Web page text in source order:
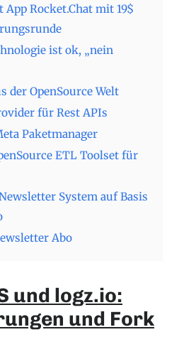
App Rocket.Chat mit 19$
ist ok, „nein
der OpenSource Welt
für Rest APIs
Paketmanager
ETL Toolset für
System auf Basis
Abo
und logz.io:
und Fork